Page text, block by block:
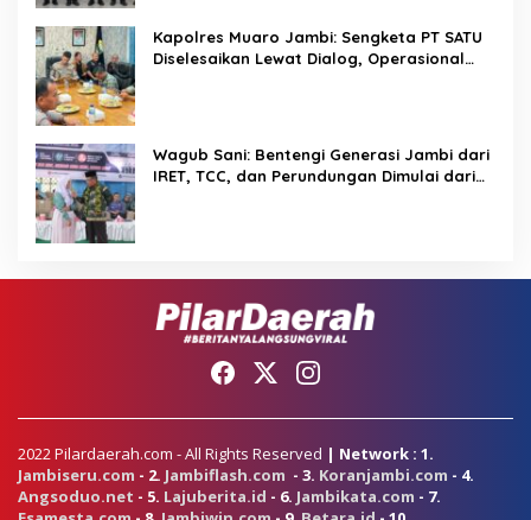
Kapolres Muaro Jambi: Sengketa PT SATU
Diselesaikan Lewat Dialog, Operasional
Wagub Sani: Bentengi Generasi Jambi dari
IRET, TCC, dan Perundungan Dimulai dari
2022 Pilardaerah.com - All Rights Reserved | Network : 1.
Jambiseru.com - 2. Jambiflash.com - 3. Koranjambi.com - 4.
Angsoduo.net - 5. Lajuberita.id - 6. Jambikata.com - 7.